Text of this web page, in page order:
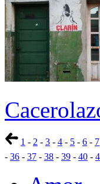
1 - 2 - 3 - 4 - 5 - 6 - 7
- 36 - 37 - 38 - 39 - 40 -